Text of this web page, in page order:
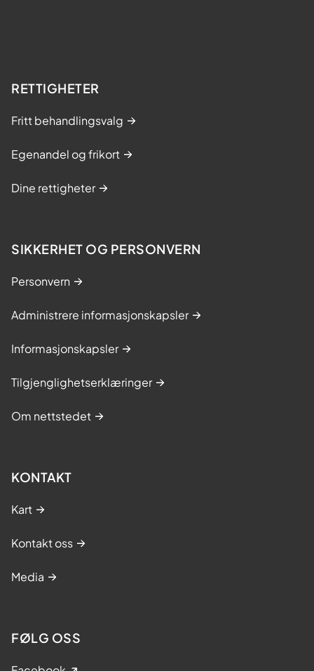
RETTIGHETER
Fritt behandlingsvalg
Egenandel og frikort
Dine rettigheter
SIKKERHET OG PERSONVERN
Personvern
Administrere informasjonskapsler
Informasjonskapsler
Tilgjenglighetserklæringer
Om nettstedet
KONTAKT
Kart
Kontakt oss
Media
FØLG OSS